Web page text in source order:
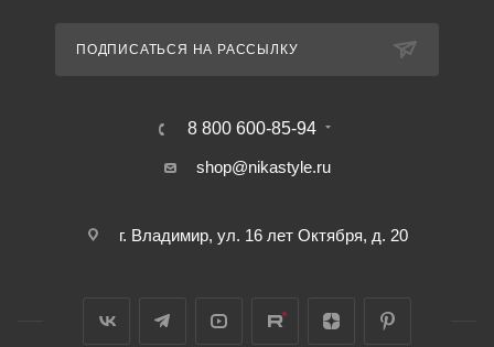
ПОДПИСАТЬСЯ НА РАССЫЛКУ
8 800 600-85-94
shop@nikastyle.ru
г. Владимир, ул. 16 лет Октября, д. 20